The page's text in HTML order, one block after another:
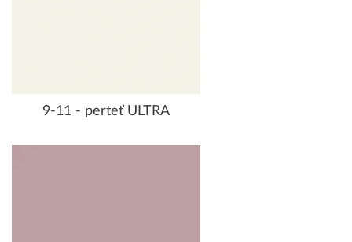
9-11 - perteť ULTRA